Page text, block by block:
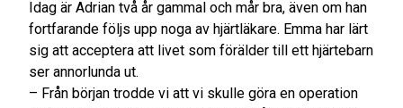
Idag är Adrian två år gammal och mår bra, även om han
fortfarande följs upp noga av hjärtläkare. Emma har lärt
sig att acceptera att livet som förälder till ett hjärtebarn
ser annorlunda ut.
– Från början trodde vi att vi skulle göra en operation